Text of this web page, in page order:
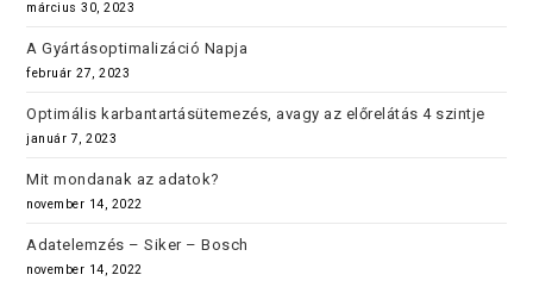
március 30, 2023
A Gyártásoptimalizáció Napja
február 27, 2023
Optimális karbantartásütemezés, avagy az előrelátás 4 szintje
január 7, 2023
Mit mondanak az adatok?
november 14, 2022
Adatelemzés – Siker – Bosch
november 14, 2022